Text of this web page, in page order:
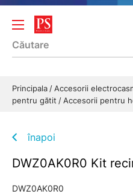
Principala Accesorii
pentru gătit
Accesorii pentru
înapoi
DWZ0AK0R0 Kit
DWZ0AK0R0